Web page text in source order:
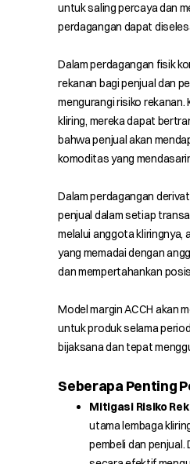
untuk saling percaya dan
perdagangan dapat
Dalam perdagangan fisik
rekanan bagi penjual dan
mengurangi risiko
kliring, mereka dapat
bahwa penjual akan
komoditas yang
Dalam perdagangan
penjual dalam setiap
melalui anggota kliringnya,
yang memadai dengan
dan mempertahankan
Model margin ACCH akan
untuk produk selama
bijaksana dan tepat
Seberapa Penting
Mitigasi Risiko
utama lembaga
pembeli dan